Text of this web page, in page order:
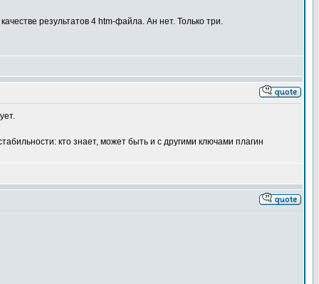
результатов 4 htm-файла. Ан нет. Только три.
кто знает, может быть и с другими ключами плагин